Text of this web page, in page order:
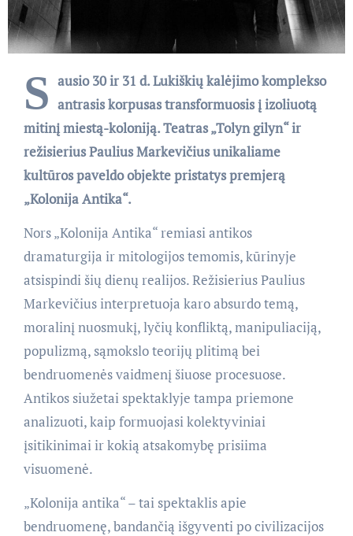
S ausio 30 ir 31 d. Lukiškių kalėjimo komplekso
antrasis korpusas transformuosis į izoliuotą
mitinį miestą-koloniją. Teatras „Tolyn gilyn“ ir
režisierius Paulius Markevičius unikaliame
kultūros paveldo objekte pristatys premjerą
„Kolonija Antika“.
Nors „Kolonija Antika“ remiasi antikos
dramaturgija ir mitologijos temomis, kūrinyje
atsispindi šių dienų realijos. Režisierius Paulius
Markevičius interpretuoja karo absurdo temą,
moralinį nuosmukį, lyčių konfliktą, manipuliaciją,
populizmą, sąmokslo teorijų plitimą bei
bendruomenės vaidmenį šiuose procesuose.
Antikos siužetai spektaklyje tampa priemone
analizuoti, kaip formuojasi kolektyviniai
įsitikinimai ir kokią atsakomybę prisiima
visuomenė.
„Kolonija antika“ – tai spektaklis apie
bendruomenę, bandančią išgyventi po civilizacijos